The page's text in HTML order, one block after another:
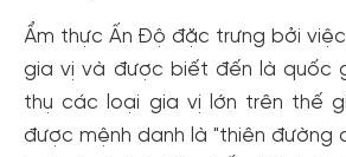
Ẩm thực Ấn Độ đặc trưng bởi
gia vị và được biết đến là quốc
thụ các loại gia vị lớn trên thế
được mệnh danh là "thiên đường